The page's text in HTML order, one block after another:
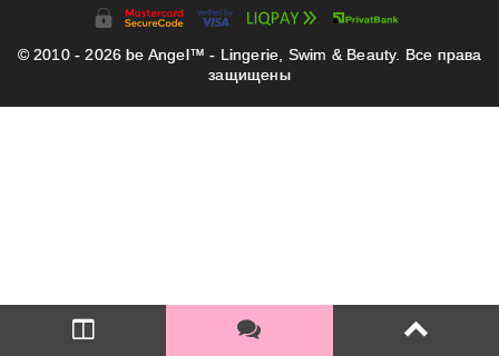
© 2010 - 2026 be Angel™ - Lingerie, Swim & Beauty. Все права
защищены